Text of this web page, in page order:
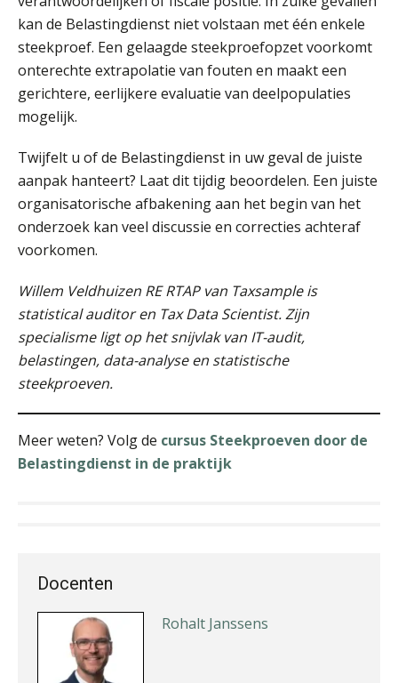
kan de Belastingdienst niet volstaan met één enkele
steekproef. Een gelaagde steekproefopzet voorkomt
onterechte extrapolatie van fouten en maakt een
gerichtere, eerlijkere evaluatie van deelpopulaties
mogelijk.
Twijfelt u of de Belastingdienst in uw geval de juiste
aanpak hanteert? Laat dit tijdig beoordelen. Een juiste
organisatorische afbakening aan het begin van het
onderzoek kan veel discussie en correcties achteraf
voorkomen.
Willem Veldhuizen RE RTAP van Taxsample is
statistical auditor en Tax Data Scientist. Zijn
specialisme ligt op het snijvlak van IT-audit,
belastingen, data-analyse en statistische
steekproeven.
Meer weten? Volg de cursus Steekproeven door de
Belastingdienst in de praktijk
Docenten
Jasper van den Bergen
Hans Geuns
Bram Lemmens
Erik van Toledo
Rohalt Janssens